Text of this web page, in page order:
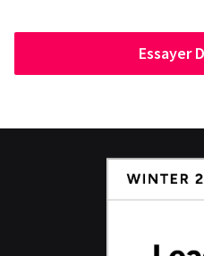
Essayer